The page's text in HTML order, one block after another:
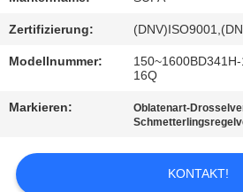
NEUIGKEITEN
BITTE UM
ANGEBOT
Zertifizierung:
Modellnummer:
16Q
Markieren: Oblatenart-
KONTAKT!